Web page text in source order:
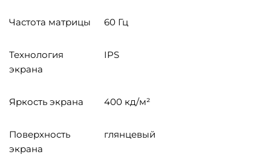
Частота матрицы 60 Гц
Технология
экрана
IPS
Яркость экрана 400 кд/м²
Поверхность
экрана
глянцевый